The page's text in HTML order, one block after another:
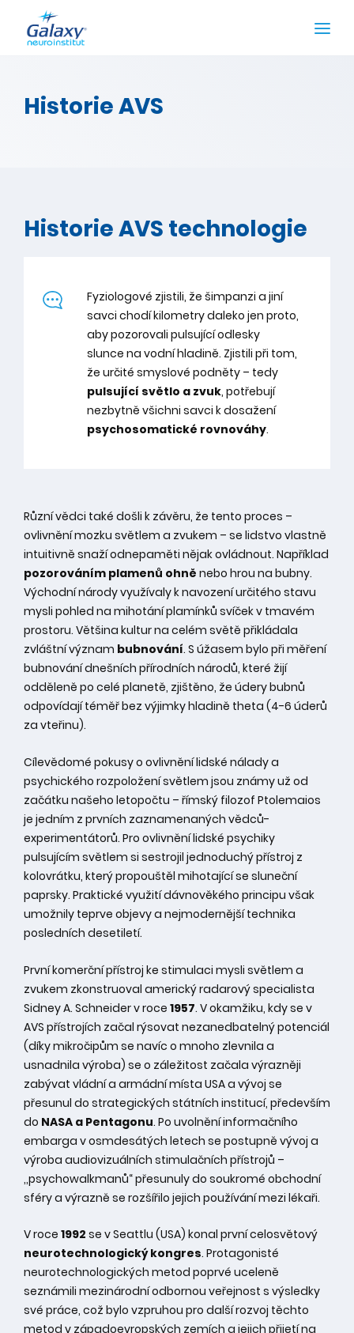
Historie AVS
Historie AVS technologie
Fyziologové zjistili, že šimpanzi a jiní
savci chodí kilometry daleko jen proto,
aby pozorovali pulsující odlesky
slunce na vodní hladině. Zjistili při tom,
že určité smyslové podněty – tedy
pulsující světlo a zvuk, potřebují
nezbytně všichni savci k dosažení
psychosomatické rovnováhy.
Různí vědci také došli k závěru, že tento proces –
ovlivnění mozku světlem a zvukem – se lidstvo vlastně
intuitivně snaží odnepaměti nějak ovládnout. Například
pozorováním plamenů ohně nebo hrou na bubny.
Východní národy využívaly k navození určitého stavu
mysli pohled na mihotání plamínků svíček v tmavém
prostoru. Většina kultur na celém světě přikládala
zvláštní význam bubnování. S úžasem bylo při měření
bubnování dnešních přírodních národů, které žijí
odděleně po celé planetě, zjištěno, že údery bubnů
odpovídají téměř bez výjimky hladině theta (4-6 úderů
za vteřinu).
Cílevědomé pokusy o ovlivnění lidské nálady a
psychického rozpoložení světlem jsou známy už od
začátku našeho letopočtu – římský filozof Ptolemaios
je jedním z prvních zaznamenaných vědců-
experimentátorů. Pro ovlivnění lidské psychiky
pulsujícím světlem si sestrojil jednoduchý přístroj z
kolovrátku, který propouštěl mihotající se sluneční
paprsky. Praktické využití dávnověkého principu však
umožnily teprve objevy a nejmodernější technika
posledních desetiletí.
První komerční přístroj ke stimulaci mysli světlem a
zvukem zkonstruoval americký radarový specialista
Sidney A. Schneider v roce 1957. V okamžiku, kdy se v
AVS přístrojích začal rýsovat nezanedbatelný potenciál
(díky mikročipům se navíc o mnoho zlevnila a
usnadnila výroba) se o záležitost začala výrazněji
zabývat vládní a armádní místa USA a vývoj se
přesunul do strategických státních institucí, především
do NASA a Pentagonu. Po uvolnění informačního
embarga v osmdesátých letech se postupně vývoj a
výroba audiovizuálních stimulačních přístrojů –
,,psychowalkmanů“ přesunuly do soukromé obchodní
sféry a výrazně se rozšířilo jejich používání mezi lékaři.
V roce 1992 se v Seattlu (USA) konal první celosvětový
neurotechnologický kongres. Protagonisté
neurotechnologických metod poprvé uceleně
seznámili mezinárodní odbornou veřejnost s výsledky
své práce, což bylo vzpruhou pro další rozvoj těchto
metod v západoevropských zemích a jejich přijetí na